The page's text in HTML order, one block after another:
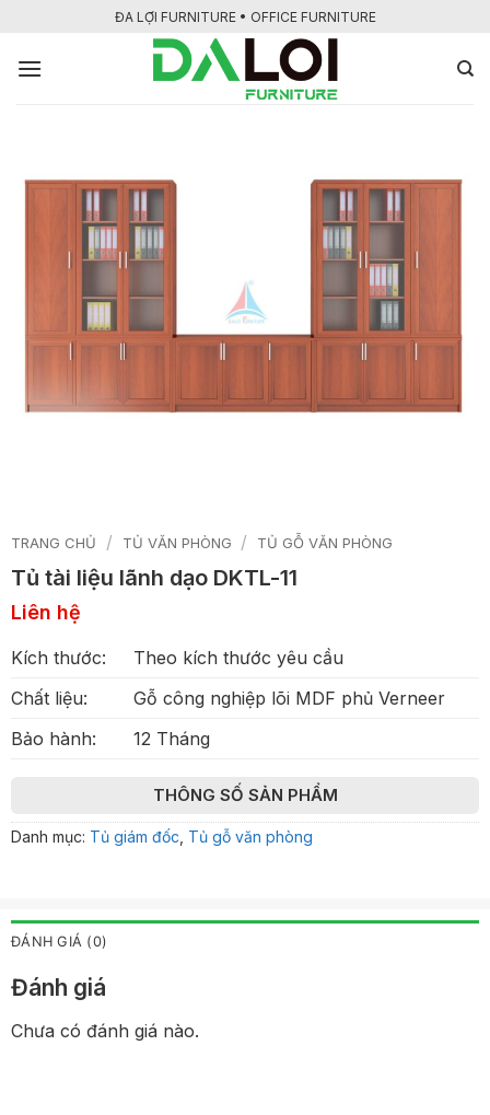
nội
ĐA LỢI FURNITURE • OFFICE FURNITURE
TRANG CHỦ / TỦ VĂN PHÒNG / TỦ GỖ VĂN PHÒNG
Tủ tài liệu lãnh dạo DKTL-11
Liên hệ
Kích thước:
Theo kích thước yêu cầu
Chất liệu:
Gỗ công nghiệp lõi MDF phủ Verneer
Bảo hành:
12 Tháng
THÔNG SỐ SẢN PHẨM
Danh mục: Tủ giám đốc Tủ gỗ văn phòng
ĐÁNH GIÁ (0)
Đánh giá
Chưa có đánh giá nào.